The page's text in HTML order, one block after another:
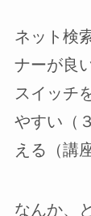
ネット検
ナーが良
スイッチ
やすい（
える（講
なんか、